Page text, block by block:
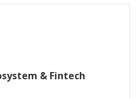
& Fintech